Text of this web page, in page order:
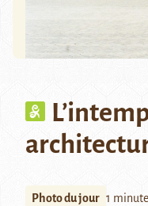
Photo du jour 1 minute